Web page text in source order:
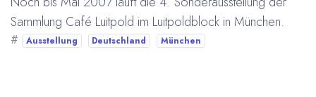
Sammlung Café Luitpold im Luitpoldblock in München.
# Ausstellung Deutschland München